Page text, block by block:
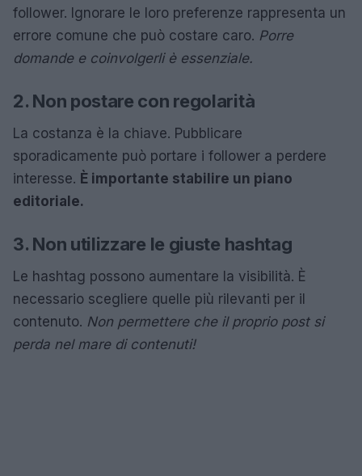
follower. Ignorare le loro preferenze rappresenta un
errore comune che può costare caro. Porre
domande e coinvolgerli è essenziale.
2. Non postare con regolarità
La costanza è la chiave. Pubblicare
sporadicamente può portare i follower a perdere
interesse. È importante stabilire un piano
editoriale.
3. Non utilizzare le giuste hashtag
Le hashtag possono aumentare la visibilità. È
necessario scegliere quelle più rilevanti per il
contenuto. Non permettere che il proprio post si
perda nel mare di contenuti!